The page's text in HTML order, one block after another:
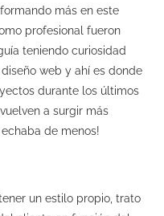
más en este
profesional fueron
teniendo curiosidad
web y ahí es donde
durante los últimos
a surgir más
de menos!
un estilo propio, trato